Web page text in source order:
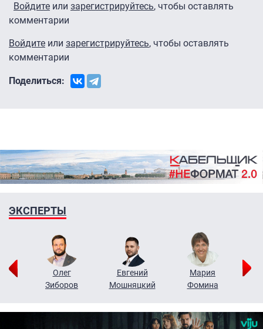
Войдите или зарегистрируйтесь, чтобы оставлять
комментарии
Войдите или зарегистрируйтесь, чтобы оставлять
комментарии
Поделиться:
ЭКСПЕРТЫ
Олег
Зиборов
Евгений
Мошняцкий
Мария
Фомина